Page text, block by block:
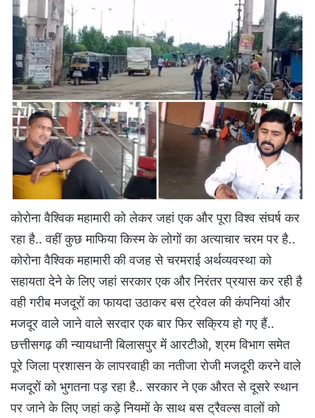
कोरोना वैश्विक महामारी को लेकर जहां एक और पूरा विश्व संघर्ष कर
रहा है.. वहीं कुछ माफिया किस्म के लोगों का अत्याचार चरम पर है..
कोरोना वैश्विक महामारी की वजह से चरमराई अर्थव्यवस्था को
सहायता देने के लिए जहां सरकार एक और निरंतर प्रयास कर रही है
वही गरीब मजदूरों का फायदा उठाकर बस ट्रेवल की कंपनियां और
मजदूर वाले जाने वाले सरदार एक बार फिर सक्रिय हो गए हैं..
छत्तीसगढ़ की न्यायधानी बिलासपुर में आरटीओ, श्रम विभाग समेत
पूरे जिला प्रशासन के लापरवाही का नतीजा रोजी मजदूरी करने वाले
मजदूरों को भुगतना पड़ रहा है.. सरकार ने एक औरत से दूसरे स्थान
पर जाने के लिए जहां कड़े नियमों के साथ बस ट्रैवल्स वालों को